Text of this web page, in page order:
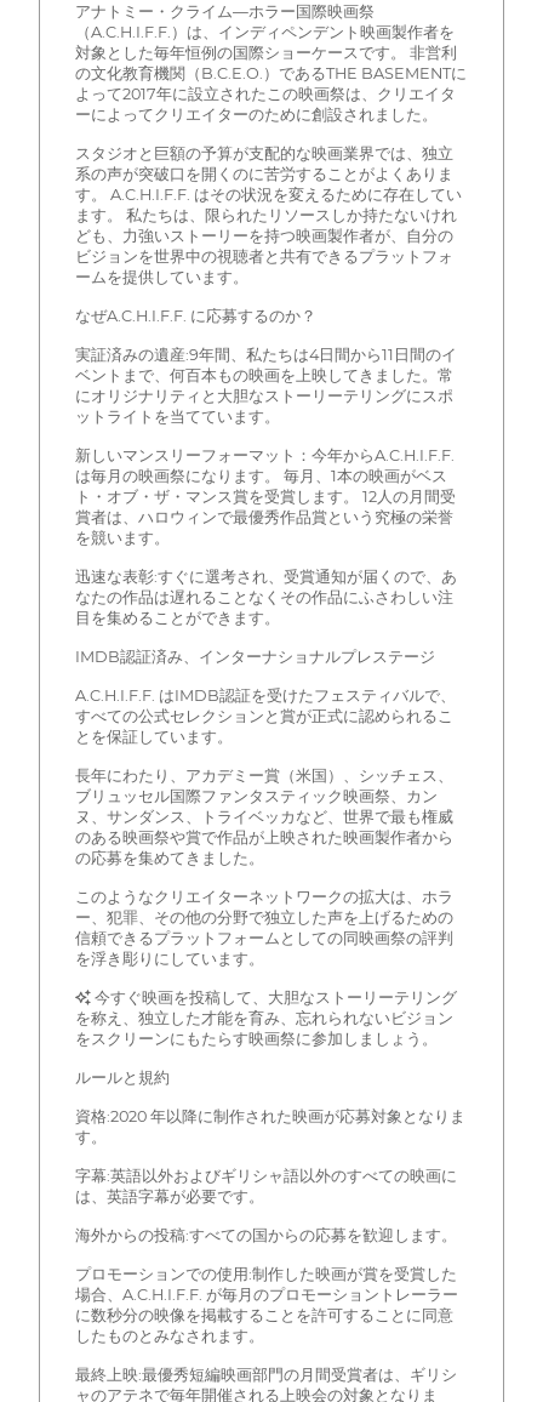
アナトミー・クライム—ホラー国際映画祭
（A.C.H.I.F.F.）は、インディペンデント映画製作者を
対象とした毎年恒例の国際ショーケースです。 非営利
の文化教育機関（B.C.E.O.）であるTHE BASEMENTに
よって2017年に設立されたこの映画祭は、クリエイタ
ーによってクリエイターのために創設されました。
スタジオと巨額の予算が支配的な映画業界では、独立
系の声が突破口を開くのに苦労することがよくありま
す。 A.C.H.I.F.F. はその状況を変えるために存在してい
ます。 私たちは、限られたリソースしか持たないけれ
ども、力強いストーリーを持つ映画製作者が、自分の
ビジョンを世界中の視聴者と共有できるプラットフォ
ームを提供しています。
なぜA.C.H.I.F.F. に応募するのか？
実証済みの遺産:9年間、私たちは4日間から11日間のイ
ベントまで、何百本もの映画を上映してきました。常
にオリジナリティと大胆なストーリーテリングにスポ
ットライトを当てています。
新しいマンスリーフォーマット：今年からA.C.H.I.F.F.
は毎月の映画祭になります。 毎月、1本の映画がベス
ト・オブ・ザ・マンス賞を受賞します。 12人の月間受
賞者は、ハロウィンで最優秀作品賞という究極の栄誉
を競います。
迅速な表彰:すぐに選考され、受賞通知が届くので、あ
なたの作品は遅れることなくその作品にふさわしい注
目を集めることができます。
IMDB認証済み、インターナショナルプレステージ
A.C.H.I.F.F. はIMDB認証を受けたフェスティバルで、
すべての公式セレクションと賞が正式に認められるこ
とを保証しています。
長年にわたり、アカデミー賞（米国）、シッチェス、
ブリュッセル国際ファンタスティック映画祭、カン
ヌ、サンダンス、トライベッカなど、世界で最も権威
のある映画祭や賞で作品が上映された映画製作者から
の応募を集めてきました。
このようなクリエイターネットワークの拡大は、ホラ
ー、犯罪、その他の分野で独立した声を上げるための
信頼できるプラットフォームとしての同映画祭の評判
を浮き彫りにしています。
✨ 今すぐ映画を投稿して、大胆なストーリーテリング
を称え、独立した才能を育み、忘れられないビジョン
をスクリーンにもたらす映画祭に参加しましょう。
ルールと規約
資格:2020 年以降に制作された映画が応募対象となりま
す。
字幕:英語以外およびギリシャ語以外のすべての映画に
は、英語字幕が必要です。
海外からの投稿:すべての国からの応募を歓迎します。
プロモーションでの使用:制作した映画が賞を受賞した
場合、A.C.H.I.F.F. が毎月のプロモーショントレーラー
に数秒分の映像を掲載することを許可することに同意
したものとみなされます。
最終上映:最優秀短編映画部門の月間受賞者は、ギリシ
ャのアテネで毎年開催される上映会の対象となりま